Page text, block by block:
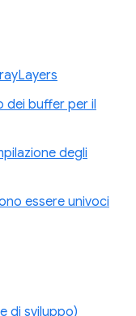
dei buffer per il
degli
essere univoci
di sviluppo)